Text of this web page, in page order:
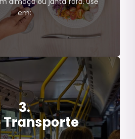
em:
3.
Transporte